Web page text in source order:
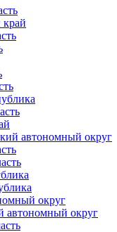
край
автономный округ
округ
автономный округ